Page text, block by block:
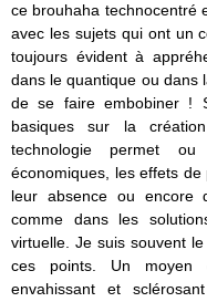
ce brouhaha technocentré
avec les sujets qui ont un
toujours évident à
dans le quantique ou dans
de se faire embobiner !
basiques sur la
technologie permet
économiques, les effets de
leur absence ou encore
comme dans les
virtuelle. Je suis souvent
ces points. Un moyen
envahissant et